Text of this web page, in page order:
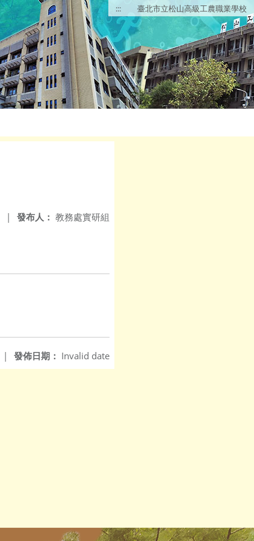
::: 臺北市立松山高級工農職業學校
發布人： 教務處實研組
|
發佈日期： Invalid date
|